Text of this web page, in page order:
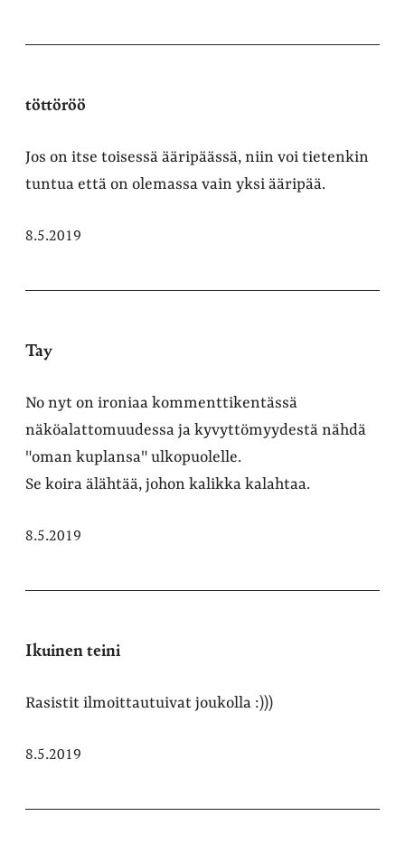
töttöröö
Jos on itse toisessä ääripäässä, niin voi tietenkin
tuntua että on olemassa vain yksi ääripää.
8.5.2019
Tay
No nyt on ironiaa kommenttikentässä
näköalattomuudessa ja kyvyttömyydestä nähdä
"oman kuplansa" ulkopuolelle.
Se koira älähtää, johon kalikka kalahtaa.
8.5.2019
Ikuinen teini
Rasistit ilmoittautuivat joukolla :)))
8.5.2019